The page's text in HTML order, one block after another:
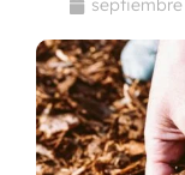
septiembre